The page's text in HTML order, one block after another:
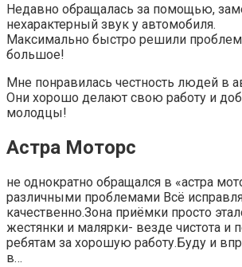
Недавно обращалась за помощью,
нехарактерный звук у автомобиля.
Максимально быстро решили
большое!
Мне понравилась честность людей в
Они хорошо делают свою работу и
молодцы!
Астра Моторс
не однократно обращался в «астра
различными проблемами Всё
качественно.Зона приёмки просто
жестянки и малярки- везде чистота и
ребятам за хорошую работу.Буду и
в…